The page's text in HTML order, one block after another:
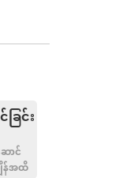
ြင်း
ာင်
န်အထိ